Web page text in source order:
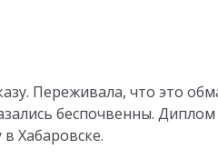
Переживала, что это
беспочвенны.
Хабаровске.